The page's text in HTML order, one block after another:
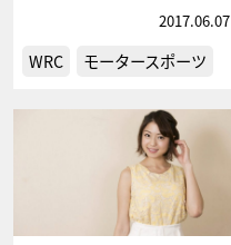
2017.06.07
WRC モータースポーツ